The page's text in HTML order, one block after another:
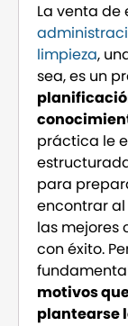
La venta de
limpieza,
sea, es un
práctica le
para
encontrar
las mejores
con éxito.
motivos
plantearse